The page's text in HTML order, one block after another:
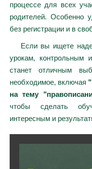
процессе для всех
родителей. Особенно
без регистрации и в
Если вы ищете
урокам, контрольным
станет отличным
необходимое, включая
на тему
чтобы сделать
интересным и